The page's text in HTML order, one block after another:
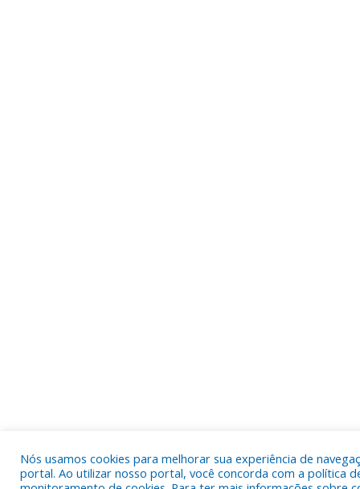
Nós usamos cookies para melhorar sua experiência de
portal. Ao utilizar nosso portal, você concorda com a política